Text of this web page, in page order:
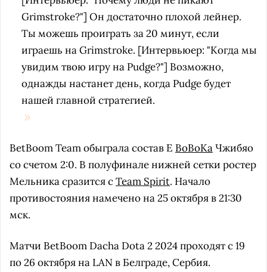
Grimstroke?"] Он достаточно плохой лейнер.
Ты можешь проиграть за 20 минут, если
играешь на Grimstroke. [Интервьюер: "Когда мы
увидим твою игру на Pudge?"] Возможно,
однажды настанет день, когда Pudge будет
нашей главной стратегией.
BetBoom Team обыграла состав Е BoBoKaЧжибяо
со счетом 2:0. В полуфинале нижней сетки ростер
Мельника сразится сTeam Spirit. Начало
противостояния намечено на 25 октября в 21:30
мск.
Матчи BetBoom Dacha Dota 2 2024 проходят с 19
по 26 октября на LAN в Белграде, Сербия.